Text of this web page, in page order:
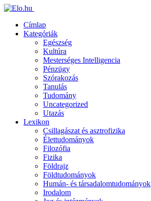
Címlap
Kategóriák
Egészség
Kultúra
Mesterséges Intelligencia
Pénzügy
Szórakozás
Tanulás
Tudomány
Uncategorized
Utazás
Lexikon
Csillagászat és asztrofizika
Élettudományok
Filozófia
Fizika
Földrajz
Földtudományok
Humán- és társadalomtudományok
Irodalom